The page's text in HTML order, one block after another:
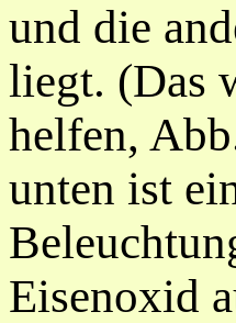
und die
liegt. (Das
helfen,
unten ist
Eisenoxid